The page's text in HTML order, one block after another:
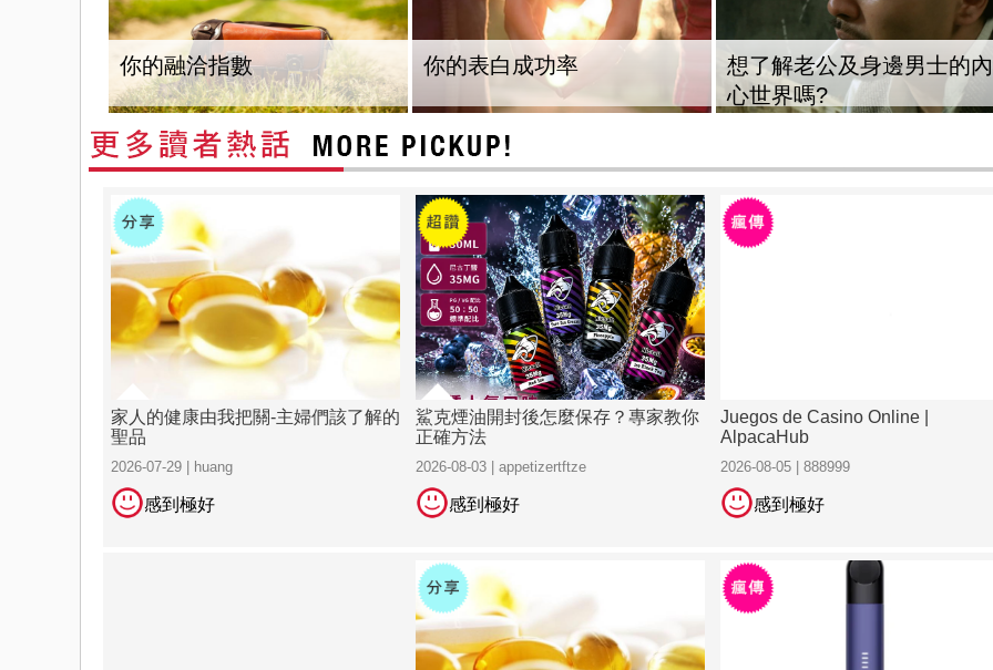
你的融洽指數 你的表白成功率
想了解老公及身邊男士的內
心世界嗎?
家人的健康由我把關-主婦們該了解的
聖品
2026-07-29 | huang
感到極好
鯊克煙油開封後怎麼保存？專家教你
正確方法
2026-08-03 | appetizertftze
感到極好
Juegos de Casino Online |
AlpacaHub
2026-08-05 | 888999
感到極好